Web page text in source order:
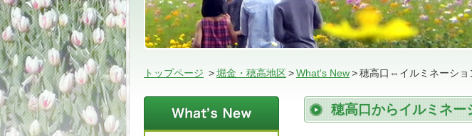
トップページ >堀金・穂高地区>What's New>穂高口⇔イルミネーショ
穂高口からイルミネー
新着情報